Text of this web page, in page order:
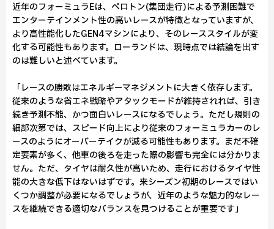
近年のフォーミュラEは、ペロトン(集団走行)による予測困難で
エンターテインメント性の高いレースが特徴となっていますが、
より高性能化したGEN4マシンにより、そのレーススタイルが変
化する可能性もあります。ローランドは、現時点では結論を出す
のは難しいと述べています。
「レースの勝敗はエネルギーマネジメントに大きく依存します。
従来のような省エネ戦略やアタックモードが維持されれば、引き
続き予測不能、かつ面白いレースになるでしょう。ただし規則の
細部次第では、スピード向上により従来のフォーミュラカーのレ
ースのようにオーバーテイクが減る可能性もあります。まだ不確
定要素が多く、他車の後ろを走った際の影響も完全には分かりま
せん。ただ、タイヤは耐久性が高いため、走行におけるタイヤ性
能の大きな低下はないはずです。来シーズン初期のレースではい
くつか調整が必要になるでしょうが、近年のような魅力的なレー
スを継続できる適切なバランスを見つけることが重要です」